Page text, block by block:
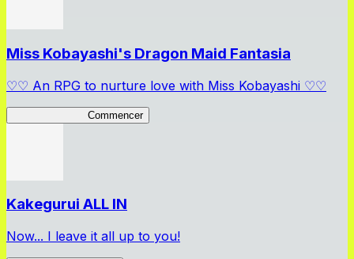
Miss Kobayashi's Dragon Maid Fantasia
♡♡ An RPG to nurture love with Miss Kobayashi ♡♡
Commencer
Kakegurui ALL IN
Now... I leave it all up to you!